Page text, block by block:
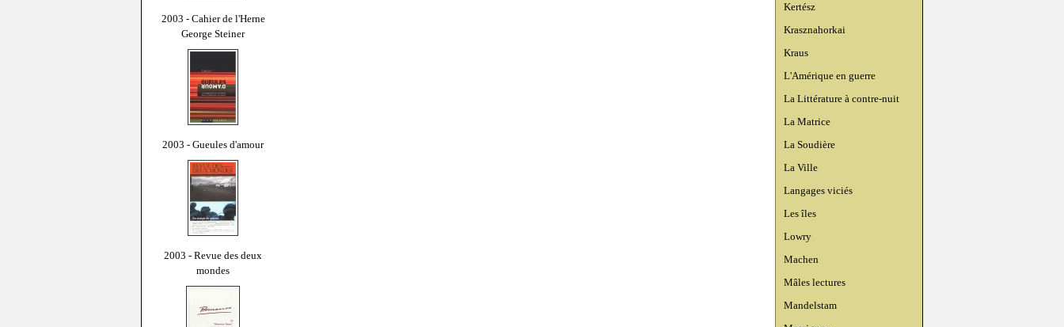
2003 - Cahier de l'Herne
George Steiner
2003 - Gueules d'amour
2003 - Revue des deux
mondes
Kertész
Krasznahorkai
Kraus
L'Amérique en guerre
La Littérature à contre-nuit
La Matrice
La Soudière
La Ville
Langages viciés
Les îles
Lowry
Machen
Mâles lectures
Mandelstam